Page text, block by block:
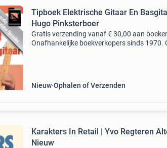
Tipboek Elektrische Gitaar En
Hugo Pinksterboer
Gratis verzending vanaf € 30,00 aan
Onafhankelijke boekverkopers sinds 1970.
Nieuw Ophalen of Verzenden
Karakters In Retail | Yvo Regteren
Nieuw